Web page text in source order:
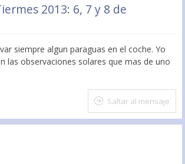
2013: 6, 7 y 8 de
siempre algun paraguas en el coche. Yo
las observaciones solares que mas de uno
Saltar al mensaje